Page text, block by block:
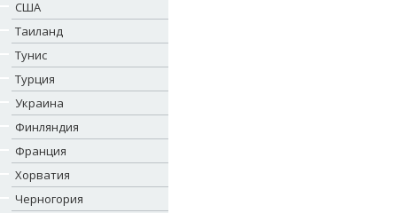
США
Таиланд
Тунис
Турция
Украина
Финляндия
Франция
Хорватия
Черногория